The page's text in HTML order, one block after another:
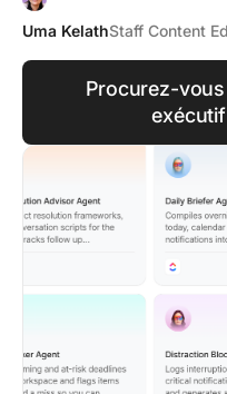
Uma KelathStaff Content
Procurez-